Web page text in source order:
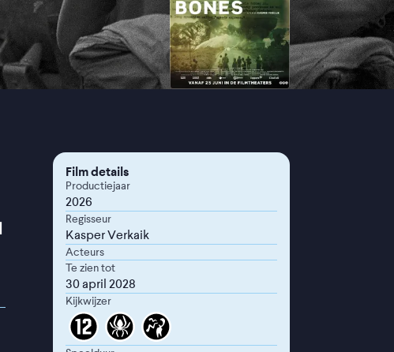
Film details
Productiejaar
2026
Regisseur
Kasper Verkaik
Acteurs
Te zien tot
30 april 2028
Kijkwijzer